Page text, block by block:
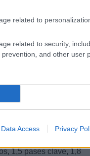
related to
related to security,
and other user
Data Access Privacy
euros, muy similar al de
a características de
ser un nuevo fichaje y
Dia.
inglés en las
y repartió 7
1,5 pases clave, 1,8